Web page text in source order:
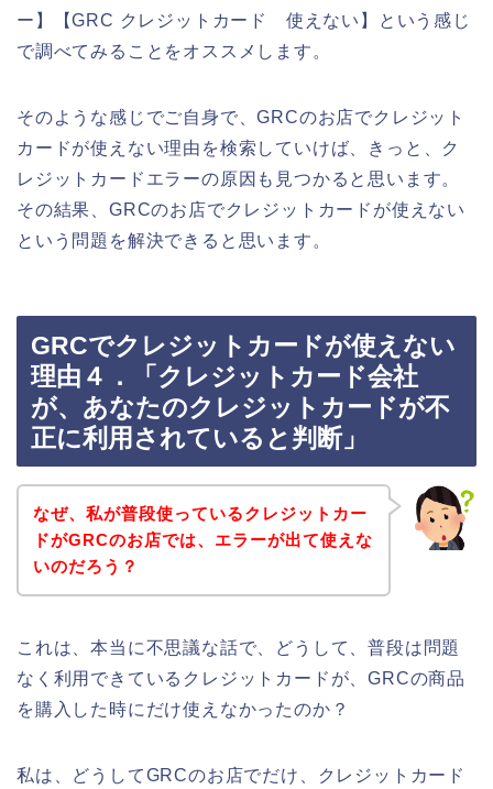
ー】【GRC クレジットカード 使えない】という感じ
で調べてみることをオススメします。
そのような感じでご自身で、GRCのお店でクレジット
カードが使えない理由を検索していけば、きっと、ク
レジットカードエラーの原因も見つかると思います。
その結果、GRCのお店でクレジットカードが使えない
という問題を解決できると思います。
GRCでクレジットカードが使えない
理由４．「クレジットカード会社
が、あなたのクレジットカードが不
正に利用されていると判断」
なぜ、私が普段使っているクレジットカー
ドがGRCのお店では、エラーが出て使えな
いのだろう？
これは、本当に不思議な話で、どうして、普段は問題
なく利用できているクレジットカードが、GRCの商品
を購入した時にだけ使えなかったのか？
私は、どうしてGRCのお店でだけ、クレジットカード